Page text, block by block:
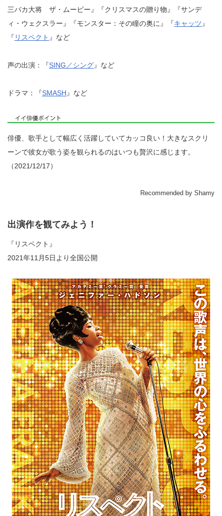
三バカ大将 ザ・ムービー』『クリスマスの贈り物』『サンデ
ィ・ウェクスラー』『モンスター：その瞳の奥に』『キャッツ 』
『 リスペクト 』など
声の出演：『SING／シング』など
ドラマ：『SMASH 』など
俳優、歌手として幅広く活躍していてカッコ良い！大きなスクリ
ーンで彼女が歌う姿を観られるのはいつも贅沢に感じます。
（2021/12/17）
Recommended by Shamy
出演作を観てみよう！
『リスペクト』
2021年11月5日より全国公開